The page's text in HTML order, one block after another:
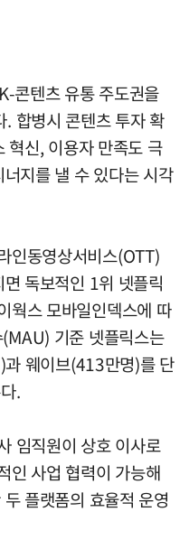
콘텐츠 유통 주도권을
합병시 콘텐츠 투자 확
혁신, 이용자 만족도 극
지를 낼 수 있다는 시각
인동영상서비스(OTT)
독보적인 1위 넷플릭
웍스 모바일인덱스에 따
기준 넷플릭스는
웨이브(413만명)를 단
.
임직원이 상호 이사로
인 사업 협력이 가능해
플랫폼의 효율적 운영